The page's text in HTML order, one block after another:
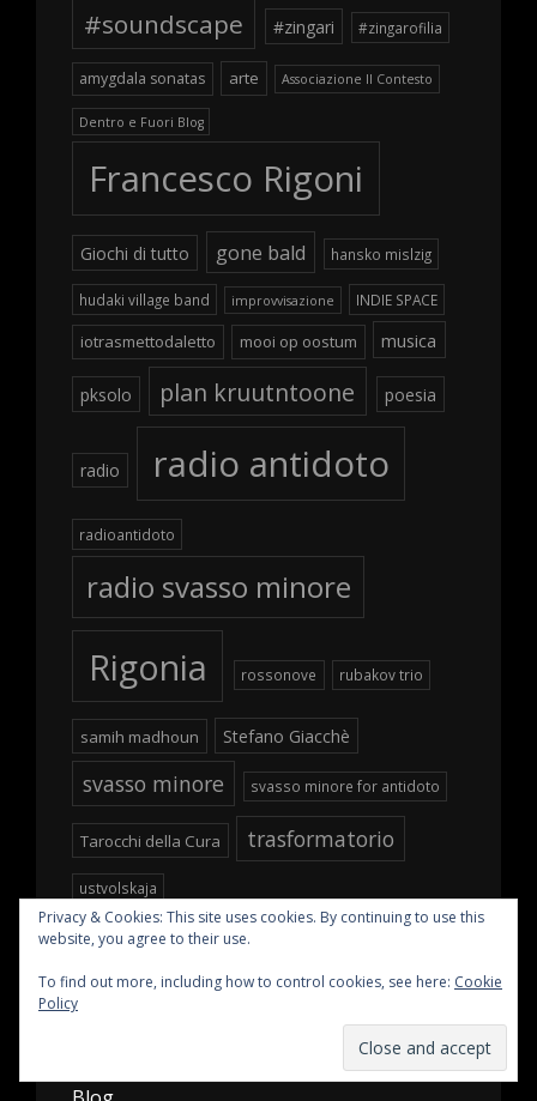
#soundscape #zingari #zingarofilia
amygdala sonatas arte Associazione Il Contesto
Dentro e Fuori Blog
Francesco Rigoni
Giochi di tutto gone bald hansko mislzig
hudaki village band improvvisazione INDIE SPACE
iotrasmettodaletto mooi op oostum musica
pksolo plan kruutntoone poesia
radio radio antidoto
radioantidoto
radio svasso minore
Rigonia rossonove rubakov trio
samih madhoun Stefano Giacchè
svasso minore svasso minore for antidoto
Tarocchi della Cura trasformatorio
ustvolskaja
Privacy & Cookies: This site uses cookies. By continuing to use this
website, you agree to their use.
To find out more, including how to control cookies, see here: Cookie
Policy